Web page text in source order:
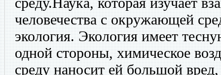
человечества с окружающей
экология. Экология имеет
одной стороны, химическое
среду наносит ей большой